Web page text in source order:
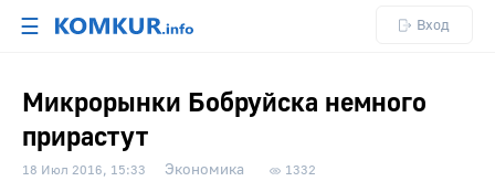
☰ Вход
Микрорынки Бобруйска немного
прирастут
18 Июл 2016, 15:33 Экономика 1332